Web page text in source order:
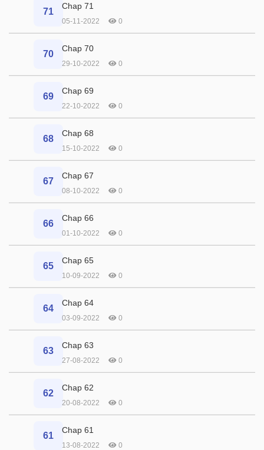
71
Chap 71
05-11-2022 0
70
Chap 70
29-10-2022 0
69
Chap 69
22-10-2022 0
68
Chap 68
15-10-2022 0
67
Chap 67
08-10-2022 0
66
Chap 66
01-10-2022 0
65
Chap 65
10-09-2022 0
64
Chap 64
03-09-2022 0
63
Chap 63
27-08-2022 0
62
Chap 62
20-08-2022 0
61
Chap 61
13-08-2022 0